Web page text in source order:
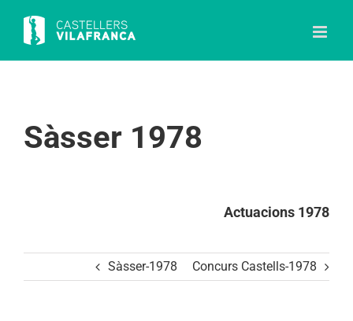
content
Sàsser 1978
Actuacions 1978
Sàsser-1978 Concurs Castells-1978